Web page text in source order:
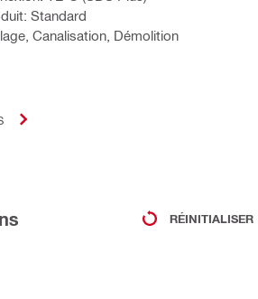
Standard
Canalisation, Démolition
RÉINITIALISER